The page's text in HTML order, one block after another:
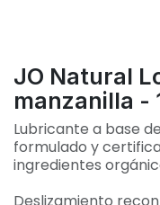
JO Natural
manzanilla -
Lubricante a base
formulado y
ingredientes
Deslizamiento